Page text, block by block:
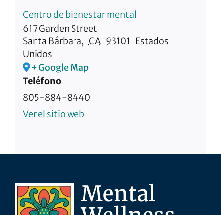
Centro de bienestar mental
617 Garden Street
Santa Bárbara, CA 93101
Estados
Unidos
+ Google Map
Teléfono
805-884-8440
Ver el sitio web